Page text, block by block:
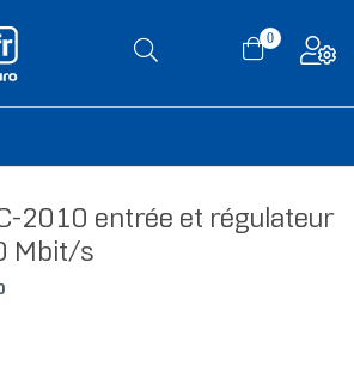
0
2010 entrée et régulateur
Mbit/s